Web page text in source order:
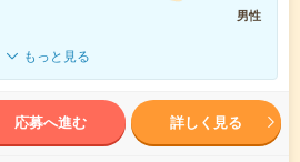
男性
もっと見る
応募へ進む 詳しく見る